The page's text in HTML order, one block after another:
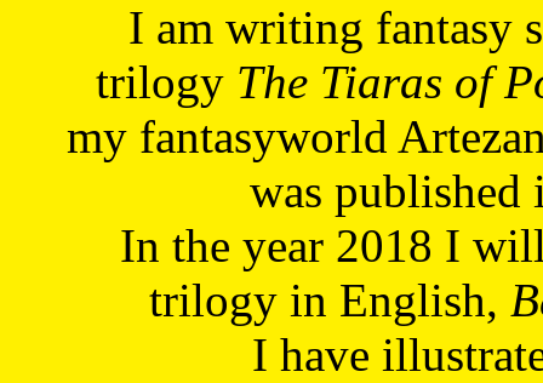
I am writing fantasy
trilogy The Tiaras of
my fantasyworld
was published
In the year 2018 I
trilogy in English,
I have